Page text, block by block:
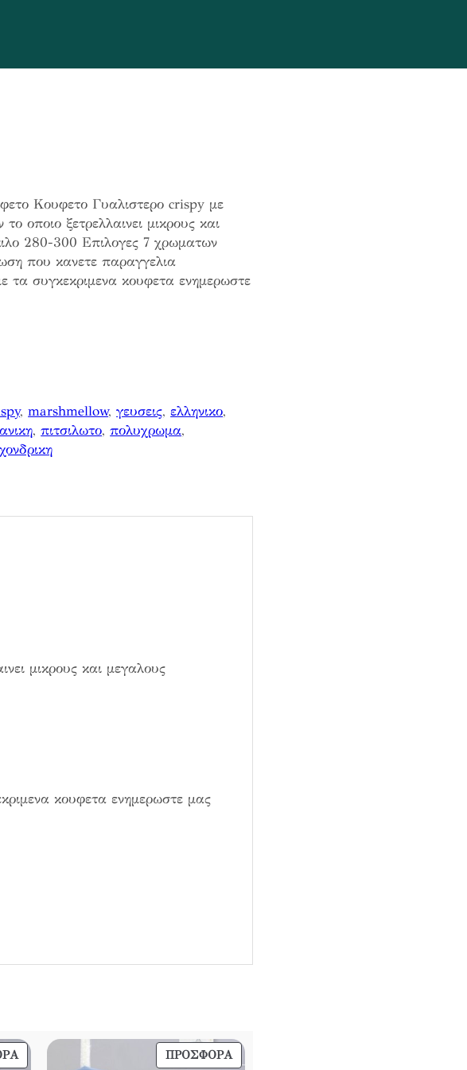
Κουφετο Γυαλιστερο crispy με
οποιο ξετρελλαινει μικρους και
280-300 Επιλογες 7 χρωματων
που κανετε παραγγελια
τα συγκεκριμενα κουφετα ενημερωστε
, marshmellow, γευσεις, ελληνικο
, πιτσιλωτο, πολυχρωμα
χονδρικη
μικρους και μεγαλους
κουφετα ενημερωστε μας
ΠΡΟΪΌΝ
ΠΡΟΣΦΟΡΆΠΡΟΪΌΝ